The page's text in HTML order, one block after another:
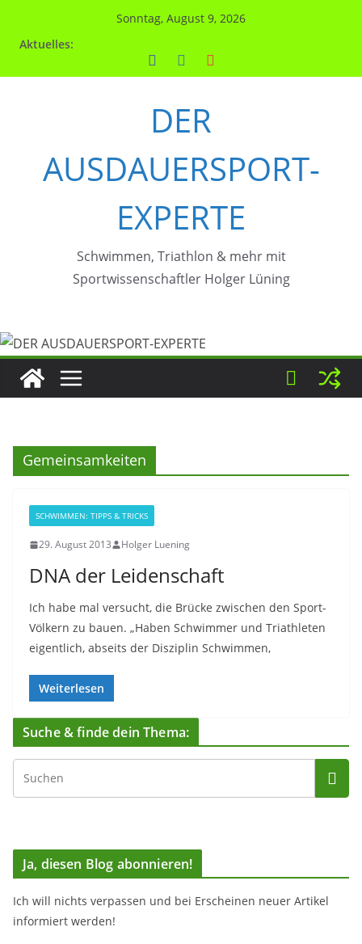
Sonntag, August 9, 2026
Aktuelles:
DER
AUSDAUERSPORT-
EXPERTE
Schwimmen, Triathlon & mehr mit
Sportwissenschaftler Holger Lüning
Gemeinsamkeiten
SCHWIMMEN: TIPPS & TRICKS
29. August 2013 Holger Luening
DNA der Leidenschaft
Ich habe mal versucht, die Brücke zwischen den Sport-
Völkern zu bauen. „Haben Schwimmer und Triathleten
eigentlich, abseits der Disziplin Schwimmen,
Weiterlesen
Suche & finde dein Thema:
Ja, diesen Blog abonnieren!
Ich will nichts verpassen und bei Erscheinen neuer Artikel
informiert werden!